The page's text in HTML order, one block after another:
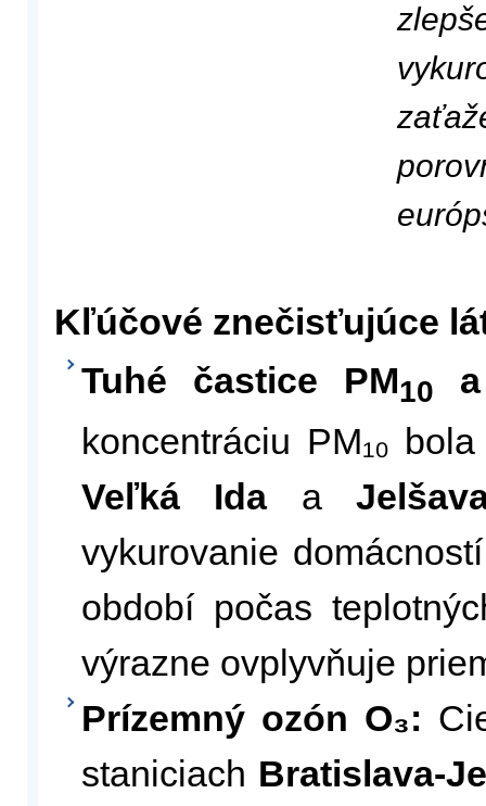
Kľúčové znečisťujúce
Tuhé častice PM10
koncentráciu PM₁₀
Veľká Idaa
vykurovanie
období počas
výrazne ovplyvňuje
Prízemný ozón O₃:
staniciach Bratislava-